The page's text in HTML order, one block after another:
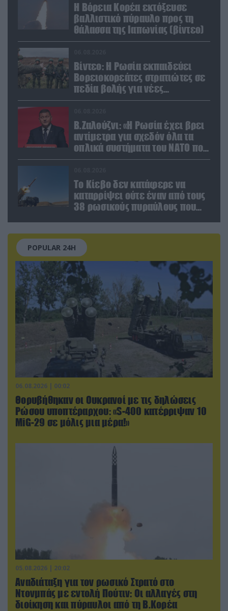
Η Βόρεια Κορέα εκτόξευσε
βαλλιστικό πύραυλο προς τη
θάλασσα της Ιαπωνίας (βίντεο)
Βίντεο: Η Ρωσία εκπαιδεύει
Βορειοκορεάτες στρατιώτες σε
πεδία βολής για νέες
επιχειρήσεις
Β.Ζαλούζνι: «Η Ρωσία έχει βρει
αντίμετρα για σχεδόν όλα τα
οπλικά συστήματα του ΝΑΤΟ που
χρησιμοποιεί η Ουκρανία»
Το Κίεβο δεν κατάφερε να
καταρρίψει ούτε έναν από τους
38 ρωσικούς πυραύλους που
POPULAR 24H
06.08.2026 | 00:02
Θορυβήθηκαν οι Ουκρανοί με τις δηλώσεις
Ρώσου υποπτέραρχου: «S-400 κατέρριψαν 10
MiG-29 σε μόλις μια μέρα!»
05.08.2026 | 20:02
Αναδιάταξη για τον ρωσικό Στρατό στο
Ντονμπάς με εντολή Πούτιν: Οι αλλαγές στη
διοίκηση και πύραυλοι από τη Β.Κορέα